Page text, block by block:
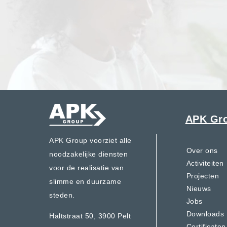
APK
APK Group voorziet alle
noodzakelijke diensten
voor de realisatie van
slimme en duurzame
steden.
Haltstraat 50, 3900 Pelt
Over ons
Activiteiten
Projecten
Nieuws
Jobs
Downloads